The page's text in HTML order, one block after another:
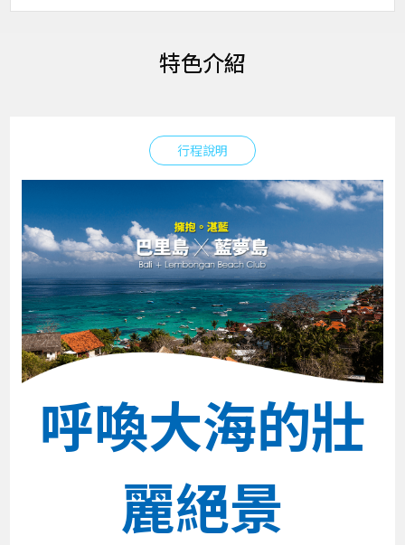
特色介紹
行程說明
呼喚大海的壯
麗絕景